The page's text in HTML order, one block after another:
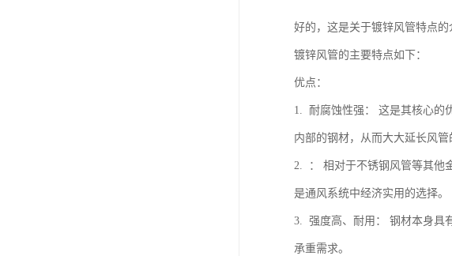
好的，这是关于镀锌风管特点的
镀锌风管的主要特点如下：
优点：
1. 耐腐蚀性强： 这是其核心的
内部的钢材，从而大大延长风
2. ： 相对于不锈钢风管等其他
是通风系统中经济实用的选择。
3. 强度高、耐用： 钢材本身具
承重需求。